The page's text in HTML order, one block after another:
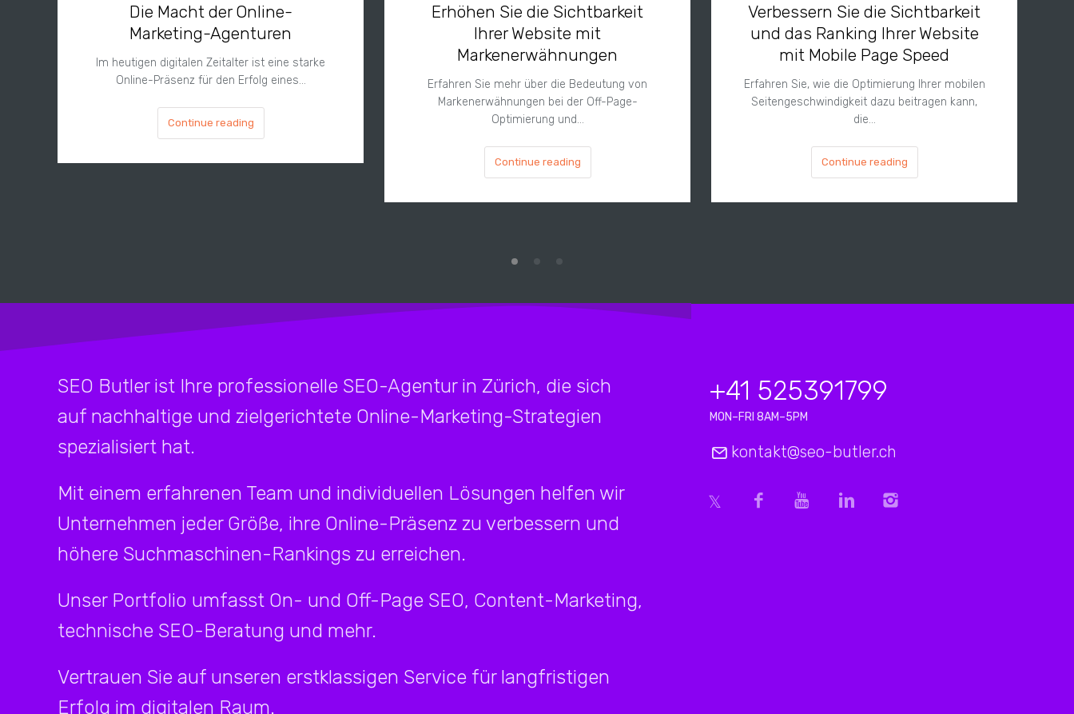
Die Macht der Online-
Marketing-Agenturen
Im heutigen digitalen Zeitalter ist eine starke
Online-Präsenz für den Erfolg eines…
Continue reading
Erhöhen Sie die Sichtbarkeit
Ihrer Website mit
Markenerwähnungen
Erfahren Sie mehr über die Bedeutung von
Markenerwähnungen bei der Off-Page-
Optimierung und…
Continue reading
Verbessern Sie die Sichtbarkeit
und das Ranking Ihrer Website
mit Mobile Page Speed
Erfahren Sie, wie die Optimierung Ihrer mobilen
Seitengeschwindigkeit dazu beitragen kann,
die…
Continue reading
SEO Butler ist Ihre professionelle SEO-Agentur in Zürich, die sich
auf nachhaltige und zielgerichtete Online-Marketing-Strategien
spezialisiert hat.
Mit einem erfahrenen Team und individuellen Lösungen helfen wir
Unternehmen jeder Größe, ihre Online-Präsenz zu verbessern und
höhere Suchmaschinen-Rankings zu erreichen.
Unser Portfolio umfasst On- und Off-Page SEO, Content-Marketing,
technische SEO-Beratung und mehr.
Vertrauen Sie auf unseren erstklassigen Service für langfristigen
Erfolg im digitalen Raum.
+41 525391799
MON–FRI 8AM–5PM
kontakt@seo-butler.ch